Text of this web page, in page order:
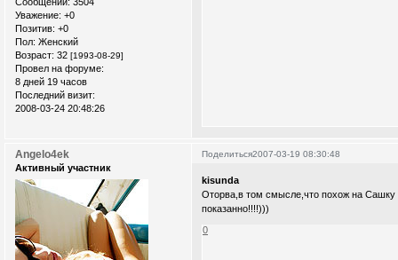
Уважение: +0
Позитив: +0
Пол: Женский
Возраст: 32 [1993-08-29]
Провел на форуме:
8 дней 19 часов
Последний визит:
2008-03-24 20:48:26
Поделиться2007-03-19 08:30:48
Angelo4ek
Активный участник
kisunda
Оторва,в том смысле,что похож на Сашку
показанно!!!!)))
0